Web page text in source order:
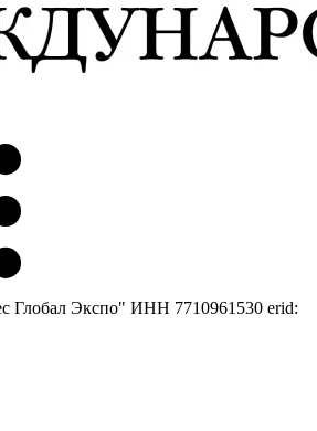
Глобал Экспо" ИНН 7710961530 erid: